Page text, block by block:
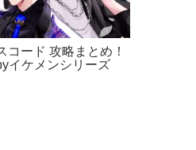
王子 攻略まとめ！イ